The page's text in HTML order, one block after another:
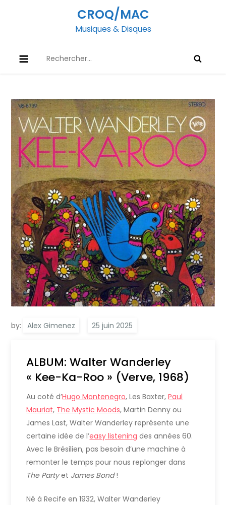
CROQ/MAC
Musiques & Disques
by: Alex Gimenez
ALBUM: Walter Wanderley
« Kee-Ka-Roo » (Verve, 1968)
Au coté d’Hugo Montenegro, Les Baxter,Paul
Mauriat, The Mystic Moods, Martin Denny ou
James Last, Walter Wanderley représente une
certaine idée de l’easy listening des années 60.
Avec le Brésilien, pas besoin d’une machine à
remonter le temps pour nous replonger dans
The Partyet James Bond!
Né à Recife en 1932, Walter Wanderley